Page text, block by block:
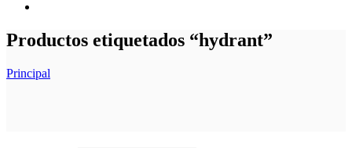
Productos etiquetados “hydrant”
Principal